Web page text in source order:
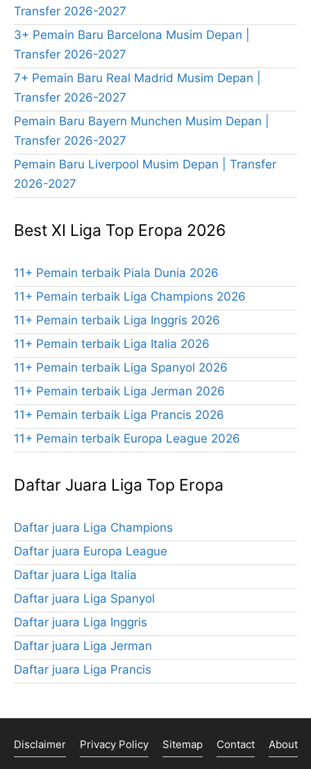
Transfer 2026-2027
3+ Pemain Baru Barcelona Musim Depan |
Transfer 2026-2027
7+ Pemain Baru Real Madrid Musim Depan |
Transfer 2026-2027
Pemain Baru Bayern Munchen Musim Depan |
Transfer 2026-2027
Pemain Baru Liverpool Musim Depan | Transfer
2026-2027
Best XI Liga Top Eropa 2026
11+ Pemain terbaik Piala Dunia 2026
11+ Pemain terbaik Liga Champions 2026
11+ Pemain terbaik Liga Inggris 2026
11+ Pemain terbaik Liga Italia 2026
11+ Pemain terbaik Liga Spanyol 2026
11+ Pemain terbaik Liga Jerman 2026
11+ Pemain terbaik Liga Prancis 2026
11+ Pemain terbaik Europa League 2026
Daftar Juara Liga Top Eropa
Daftar juara Liga Champions
Daftar juara Europa League
Daftar juara Liga Italia
Daftar juara Liga Spanyol
Daftar juara Liga Inggris
Daftar juara Liga Jerman
Daftar juara Liga Prancis
Disclaimer Privacy Policy Sitemap Contact About